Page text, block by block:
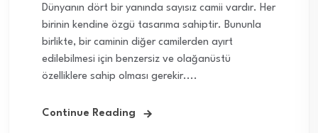
Dünyanın dört bir yanında sayısız camii vardır. Her
birinin kendine özgü tasarıma sahiptir. Bununla
birlikte, bir caminin diğer camilerden ayırt
edilebilmesi için benzersiz ve olağanüstü
özelliklere sahip olması gerekir....
Continue Reading